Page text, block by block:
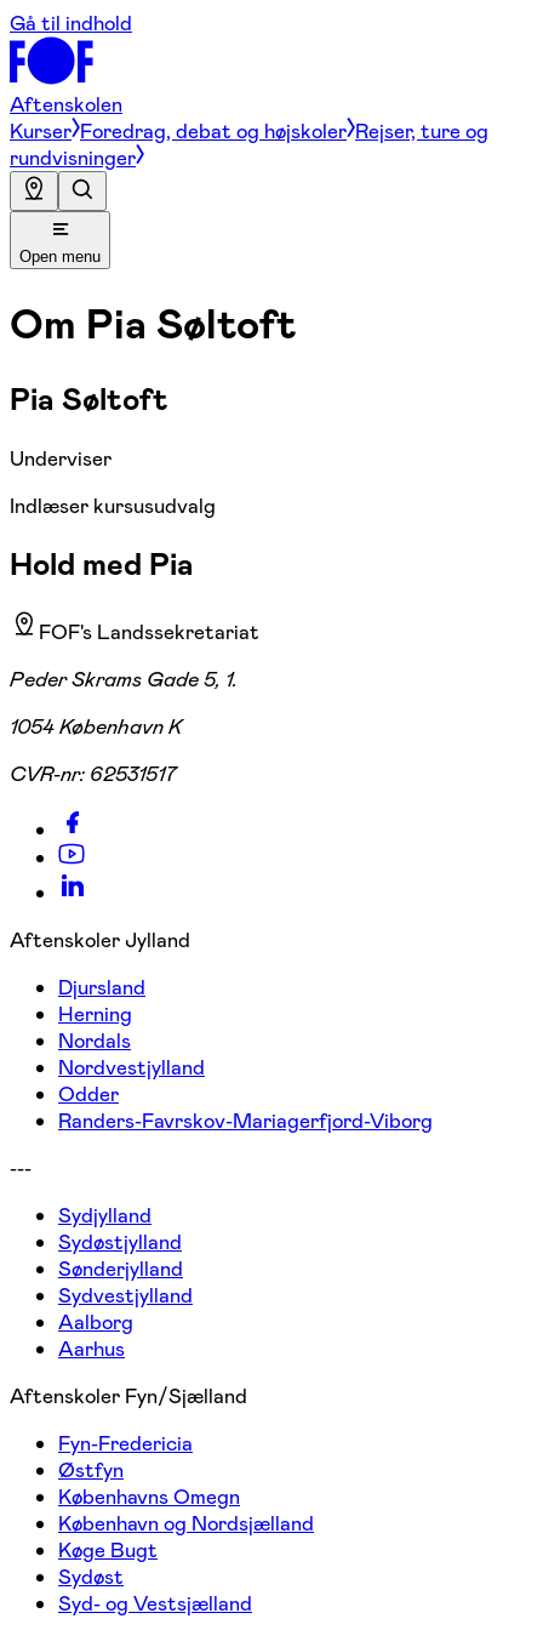
Gå til indhold
Aftenskolen
Kurser Foredrag, debat og højskoler Rejser, ture og
rundvisninger
Open menu
Om Pia Søltoft
Pia Søltoft
Underviser
Indlæser kursusudvalg
Hold med Pia
FOF's Landssekretariat
Peder Skrams Gade 5, 1.
1054 København K
CVR-nr: 62531517
Aftenskoler Jylland
Djursland
Herning
Nordals
Nordvestjylland
Odder
Randers-Favrskov-Mariagerfjord-Viborg
---
Sydjylland
Sydøstjylland
Sønderjylland
Sydvestjylland
Aalborg
Aarhus
Aftenskoler Fyn/Sjælland
Fyn-Fredericia
Østfyn
Københavns Omegn
København og Nordsjælland
Køge Bugt
Sydøst
Syd- og Vestsjælland